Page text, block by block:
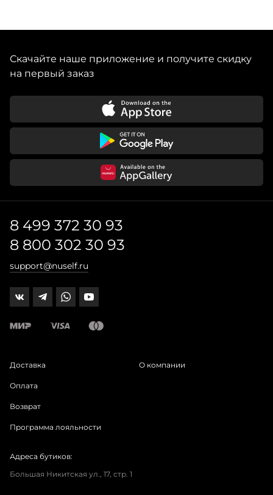
Скачайте наше приложение и получите скидку
на первый заказ
8 499 372 30 93
8 800 302 30 93
support@nuself.ru
Доставка
Оплата
Возврат
Программа лояльности
О компании
Адреса бутиков:
Большая Никитская ул., 17, стр. 1